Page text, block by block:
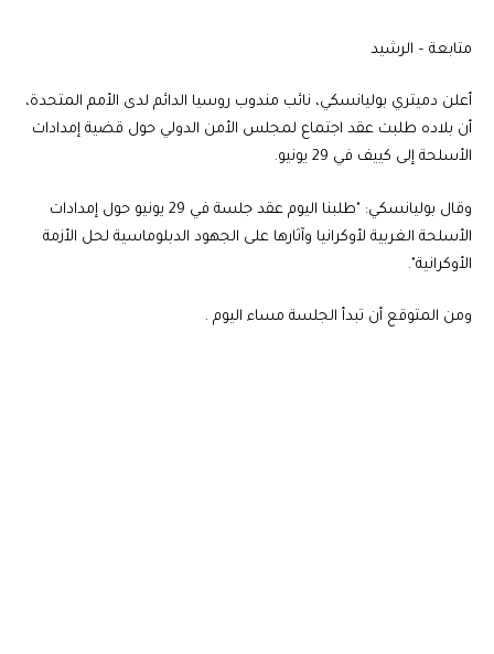
متابعة – الرشيد
أعلن دميتري بوليانسكي، نائب مندوب روسيا الدائم لدى الأمم المتحدة،
أن بلاده طلبت عقد اجتماع لمجلس الأمن الدولي حول قضية إمدادات
الأسلحة إلى كييف في 29 يونيو.
وقال بوليانسكي: "طلبنا اليوم عقد جلسة في 29 يونيو حول إمدادات
الأسلحة الغربية لأوكرانيا وآثارها على الجهود الدبلوماسية لحل الأزمة
الأوكرانية".
ومن المتوقع أن تبدأ الجلسة مساء اليوم .